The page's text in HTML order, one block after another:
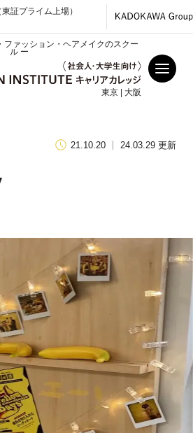
証プライム上場）
ファッション・ヘアメイクのスクー
ル ー
東京 | 大阪
21.10.20 24.03.29 更新